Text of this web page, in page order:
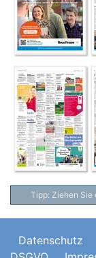
Tipp: Ziehen
Datenschutz